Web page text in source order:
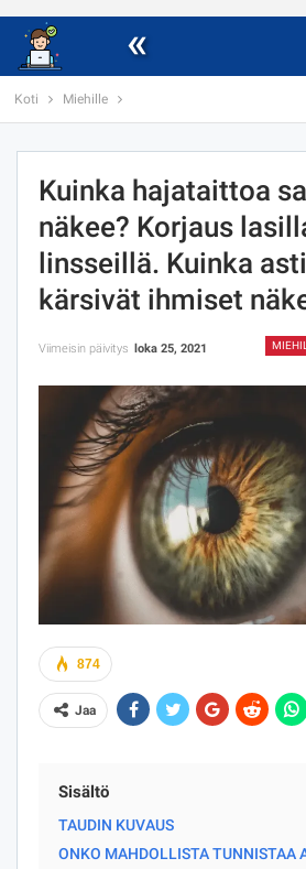
«
Koti Miehille
Kuinka hajataittoa
näkee? Korjaus
linsseillä. Kuinka
kärsivät ihmiset
Viimeisin päivitys loka 25, 2021
874
Jaa
Sisältö
TAUDIN KUVAUS
ONKO MAHDOLLISTA TUNNISTAA